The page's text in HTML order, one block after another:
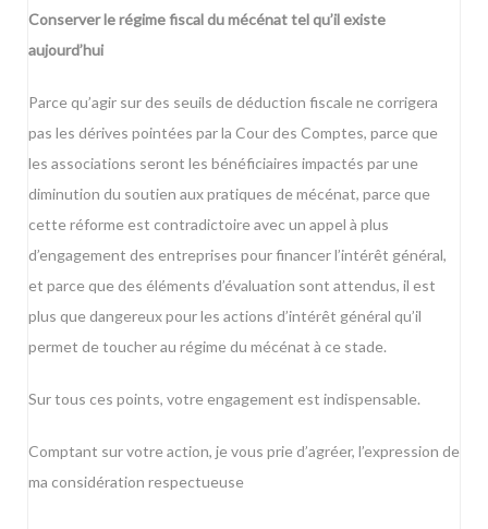
Conserver le régime fiscal du mécénat tel qu’il existe
aujourd’hui
Parce qu’agir sur des seuils de déduction fiscale ne corrigera
pas les dérives pointées par la Cour des Comptes, parce que
les associations seront les bénéficiaires impactés par une
diminution du soutien aux pratiques de mécénat, parce que
cette réforme est contradictoire avec un appel à plus
d’engagement des entreprises pour financer l’intérêt général,
et parce que des éléments d’évaluation sont attendus, il est
plus que dangereux pour les actions d’intérêt général qu’il
permet de toucher au régime du mécénat à ce stade.
Sur tous ces points, votre engagement est indispensable.
Comptant sur votre action, je vous prie d’agréer, l’expression de
ma considération respectueuse